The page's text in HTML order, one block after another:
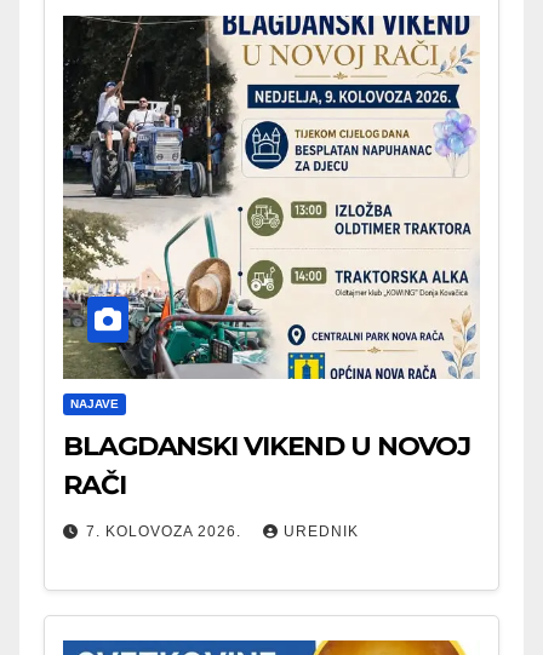
NAJAVE
BLAGDANSKI VIKEND U NOVOJ
RAČI
7. KOLOVOZA 2026. UREDNIK